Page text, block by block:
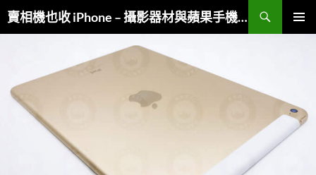
跳
至
容
賣相機也收 iPhone – 攝影器材與蘋果手機複合收購
搜
尋